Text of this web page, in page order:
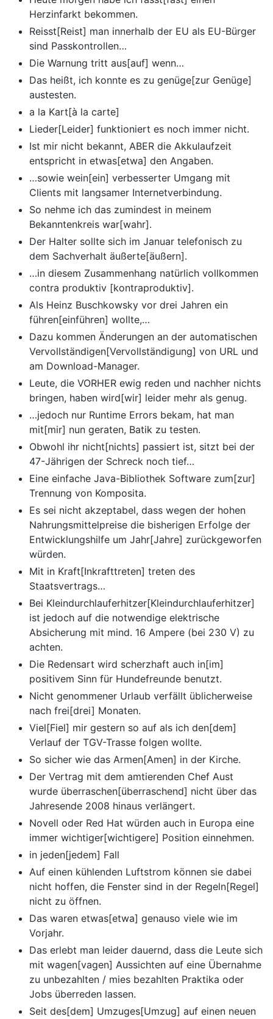
Herzinfarkt bekommen.
Reisst[Reist] man innerhalb der EU als EU-Bürger
sind Passkontrollen…
Die Warnung tritt aus[auf] wenn…
Das heißt, ich konnte es zu genüge[zur Genüge]
austesten.
a la Kart[à la carte]
Lieder[Leider] funktioniert es noch immer nicht.
Ist mir nicht bekannt, ABER die Akkulaufzeit
entspricht in etwas[etwa] den Angaben.
…sowie wein[ein] verbesserter Umgang mit
Clients mit langsamer Internetverbindung.
So nehme ich das zumindest in meinem
Bekanntenkreis war[wahr].
Der Halter sollte sich im Januar telefonisch zu
dem Sachverhalt äußerte[äußern].
…in diesem Zusammenhang natürlich vollkommen
contra produktiv [kontraproduktiv].
Als Heinz Buschkowsky vor drei Jahren ein
führen[einführen] wollte,…
Dazu kommen Änderungen an der automatischen
Vervollständigen[Vervollständigung] von URL und
am Download-Manager.
Leute, die VORHER ewig reden und nachher nichts
bringen, haben wird[wir] leider mehr als genug.
…jedoch nur Runtime Errors bekam, hat man
mit[mir] nun geraten, Batik zu testen.
Obwohl ihr nicht[nichts] passiert ist, sitzt bei der
47-Jährigen der Schreck noch tief…
Eine einfache Java-Bibliothek Software zum[zur]
Trennung von Komposita.
Es sei nicht akzeptabel, dass wegen der hohen
Nahrungsmittelpreise die bisherigen Erfolge der
Entwicklungshilfe um Jahr[Jahre] zurückgeworfen
würden.
Mit in Kraft[Inkrafttreten] treten des
Staatsvertrags…
Bei Kleindurchlauferhitzer[Kleindurchlauferhitzer]
ist jedoch auf die notwendige elektrische
Absicherung mit mind. 16 Ampere (bei 230 V) zu
achten.
Die Redensart wird scherzhaft auch in[im]
positivem Sinn für Hundefreunde benutzt.
Nicht genommener Urlaub verfällt üblicherweise
nach frei[drei] Monaten.
Viel[Fiel] mir gestern so auf als ich den[dem]
Verlauf der TGV-Trasse folgen wollte.
So sicher wie das Armen[Amen] in der Kirche.
Der Vertrag mit dem amtierenden Chef Aust
wurde überraschen[überraschend] nicht über das
Jahresende 2008 hinaus verlängert.
Novell oder Red Hat würden auch in Europa eine
immer wichtiger[wichtigere] Position einnehmen.
in jeden[jedem] Fall
Auf einen kühlenden Luftstrom können sie dabei
nicht hoffen, die Fenster sind in der Regeln[Regel]
nicht zu öffnen.
Das waren etwas[etwa] genauso viele wie im
Vorjahr.
Das erlebt man leider dauernd, dass die Leute sich
mit wagen[vagen] Aussichten auf eine Übernahme
zu unbezahlten / mies bezahlten Praktika oder
Jobs überreden lassen.
Seit des[dem] Umzuges[Umzug] auf einen neuen